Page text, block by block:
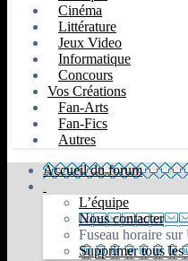
Cinéma
Littérature
Jeux Video
Informatique
Concours
Vos Créations
Fan-Arts
Fan-Fics
Autres
Accueil du forum
L’équipe
Nous contacter
Fuseau horaire sur
Supprimer tous